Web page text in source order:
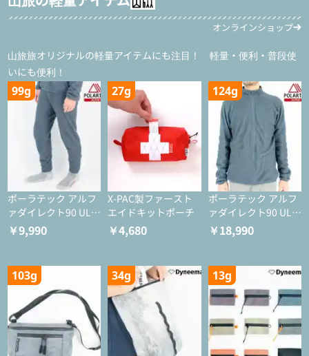
オンラインショップ
山旅旅オリジナルの軽量アイテムにも注目！ 軽量・便利・普段使
いにも便利！
99g
ポーラテック アルフ
ァダイレクト90 ULタ
イツ
￥9,990
27g
X-PAC製ファースト
エイドキットポーチ
￥4,680
124g
ポーラテック アルフ
ァダイレクト90 ULジ
ャケット
￥18,990
103g 34g 13g